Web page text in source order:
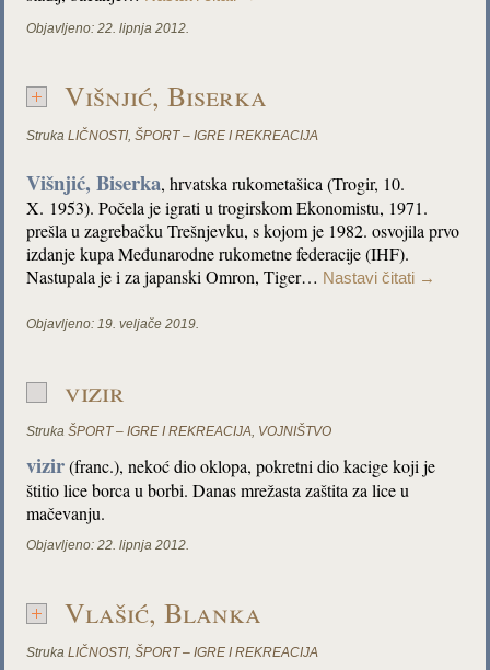
Objavljeno: 22. lipnja 2012.
Višnjić, Biserka
Struka LIČNOSTI,ŠPORT – IGRE I REKREACIJA
Višnjić, Biserka, hrvatska rukometašica (Trogir, 10.
X. 1953). Počela je igrati u trogirskom Ekonomistu, 1971.
prešla u zagrebačku Trešnjevku, s kojom je 1982. osvojila prvo
izdanje kupa Međunarodne rukometne federacije (IHF).
Nastupala je i za japanski Omron, Tiger… Nastavi čitati →
Objavljeno: 19. veljače 2019.
vizir
Struka ŠPORT – IGRE I REKREACIJA, VOJNIŠTVO
vizir(franc.), nekoć dio oklopa, pokretni dio kacige koji je
štitio lice borca u borbi. Danas mrežasta zaštita za lice u
mačevanju.
Objavljeno: 22. lipnja 2012.
Vlašić, Blanka
Struka LIČNOSTI,ŠPORT – IGRE I REKREACIJA